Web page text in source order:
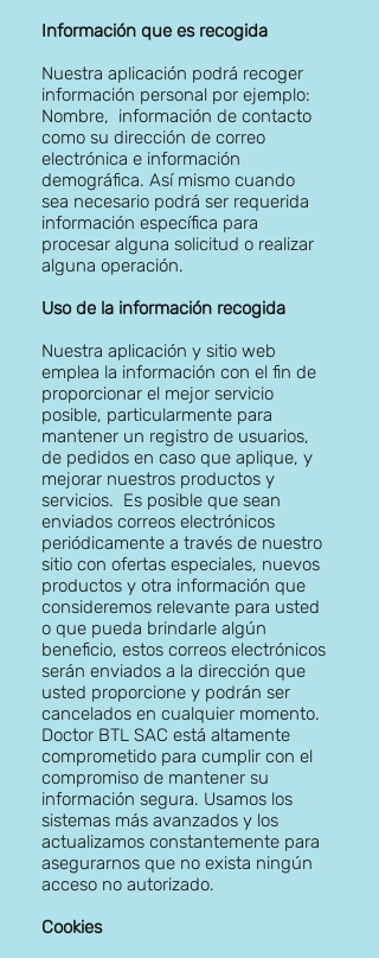
Información que es recogida
Nuestra aplicación podrá recoger
información personal por ejemplo:
Nombre, información de contacto
como su dirección de correo
electrónica e información
demográfica. Así mismo cuando
sea necesario podrá ser requerida
información específica para
procesar alguna solicitud o realizar
alguna operación.
Uso de la información recogida
Nuestra aplicación y sitio web
emplea la información con el fin de
proporcionar el mejor servicio
posible, particularmente para
mantener un registro de usuarios,
de pedidos en caso que aplique, y
mejorar nuestros productos y
servicios. Es posible que sean
enviados correos electrónicos
periódicamente a través de nuestro
sitio con ofertas especiales, nuevos
productos y otra información que
consideremos relevante para usted
o que pueda brindarle algún
beneficio, estos correos electrónicos
serán enviados a la dirección que
usted proporcione y podrán ser
cancelados en cualquier momento.
Doctor BTL SAC está altamente
comprometido para cumplir con el
compromiso de mantener su
información segura. Usamos los
sistemas más avanzados y los
actualizamos constantemente para
asegurarnos que no exista ningún
acceso no autorizado.
Cookies